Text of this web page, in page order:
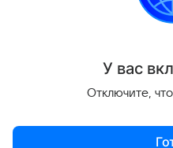
У вас
Отключите,